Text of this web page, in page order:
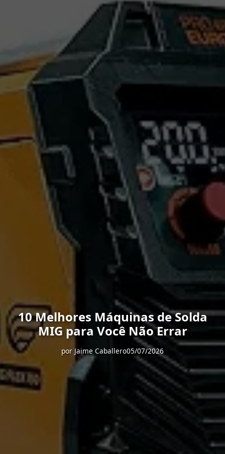
10 Melhores Máquinas de Solda
MIG para Você Não Errar
por Jaime Caballero05/07/2026